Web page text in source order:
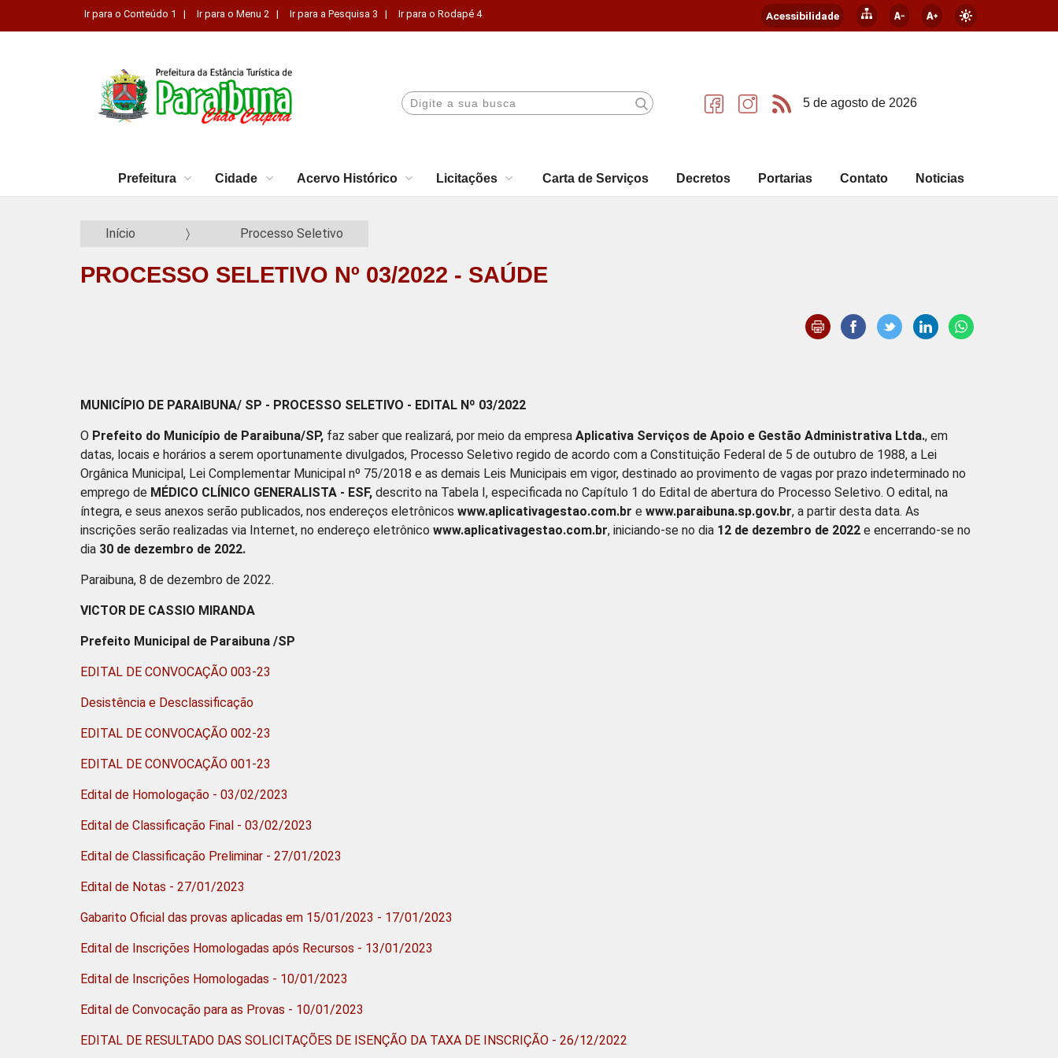
Ir para o Conteúdo 1 | Ir para o Menu 2 | Ir para a Pesquisa 3 | Ir para o Rodapé 4 Acessibilidade
5 de agosto de 2026
Prefeitura Cidade Acervo Histórico Licitações Carta de Serviços Decretos Portarias Contato Noticias
Início Processo Seletivo
PROCESSO SELETIVO Nº 03/2022 - SAÚDE
MUNICÍPIO DE PARAIBUNA/ SP - PROCESSO SELETIVO - EDITAL Nº 03/2022
O Prefeito do Município de Paraibuna/SP, faz saber que realizará, por meio da empresa Aplicativa Serviços de Apoio e Gestão Administrativa Ltda., em
datas, locais e horários a serem oportunamente divulgados, Processo Seletivo regido de acordo com a Constituição Federal de 5 de outubro de 1988, a Lei
Orgânica Municipal, Lei Complementar Municipal nº 75/2018 e as demais Leis Municipais em vigor, destinado ao provimento de vagas por prazo indeterminado no
emprego de MÉDICO CLÍNICO GENERALISTA - ESF, descrito na Tabela I, especificada no Capítulo 1 do Edital de abertura do Processo Seletivo. O edital, na
íntegra, e seus anexos serão publicados, nos endereços eletrônicos www.aplicativagestao.com.br e www.paraibuna.sp.gov.br, a partir desta data. As
inscrições serão realizadas via Internet, no endereço eletrônico www.aplicativagestao.com.br, iniciando-se no dia 12 de dezembro de 2022 e encerrando-se no
dia 30 de dezembro de 2022.
Paraibuna, 8 de dezembro de 2022.
VICTOR DE CASSIO MIRANDA
Prefeito Municipal de Paraibuna /SP
EDITAL DE CONVOCAÇÃO 003-23
Desistência e Desclassificação
EDITAL DE CONVOCAÇÃO 002-23
EDITAL DE CONVOCAÇÃO 001-23
Edital de Homologação - 03/02/2023
Edital de Classificação Final - 03/02/2023
Edital de Classificação Preliminar - 27/01/2023
Edital de Notas - 27/01/2023
Gabarito Oficial das provas aplicadas em 15/01/2023 - 17/01/2023
Edital de Inscrições Homologadas após Recursos - 13/01/2023
Edital de Inscrições Homologadas - 10/01/2023
Edital de Convocação para as Provas - 10/01/2023
EDITAL DE RESULTADO DAS SOLICITAÇÕES DE ISENÇÃO DA TAXA DE INSCRIÇÃO - 26/12/2022